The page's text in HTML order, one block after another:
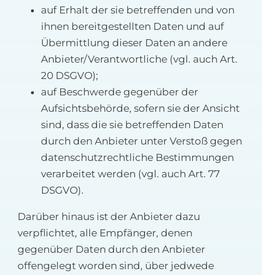
auf Erhalt der sie betreffenden und von
ihnen bereitgestellten Daten und auf
Übermittlung dieser Daten an andere
Anbieter/Verantwortliche (vgl. auch Art.
20 DSGVO);
auf Beschwerde gegenüber der
Aufsichtsbehörde, sofern sie der Ansicht
sind, dass die sie betreffenden Daten
durch den Anbieter unter Verstoß gegen
datenschutzrechtliche Bestimmungen
verarbeitet werden (vgl. auch Art. 77
DSGVO).
Darüber hinaus ist der Anbieter dazu
verpflichtet, alle Empfänger, denen
gegenüber Daten durch den Anbieter
offengelegt worden sind, über jedwede